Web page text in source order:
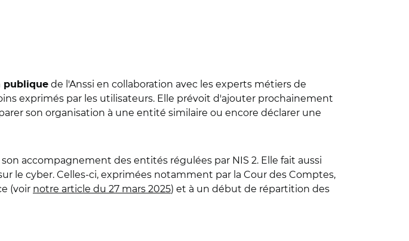
publique de l'Anssi en collaboration avec les experts métiers de
exprimés par les utilisateurs. Elle prévoit d'ajouter prochainement
son organisation à une entité similaire ou encore déclarer une
son accompagnement des entités régulées par NIS 2. Elle fait aussi
le cyber. Celles-ci, exprimées notamment par la Cour des Comptes,
(voir notre article du 27 mars 2025) et à un début de répartition des